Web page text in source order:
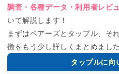
調査・各種データ・利用者レビ
いて解説します！
まずはペアーズとタップル、そ
徴をもう少し詳しくまとめました
タップルに向